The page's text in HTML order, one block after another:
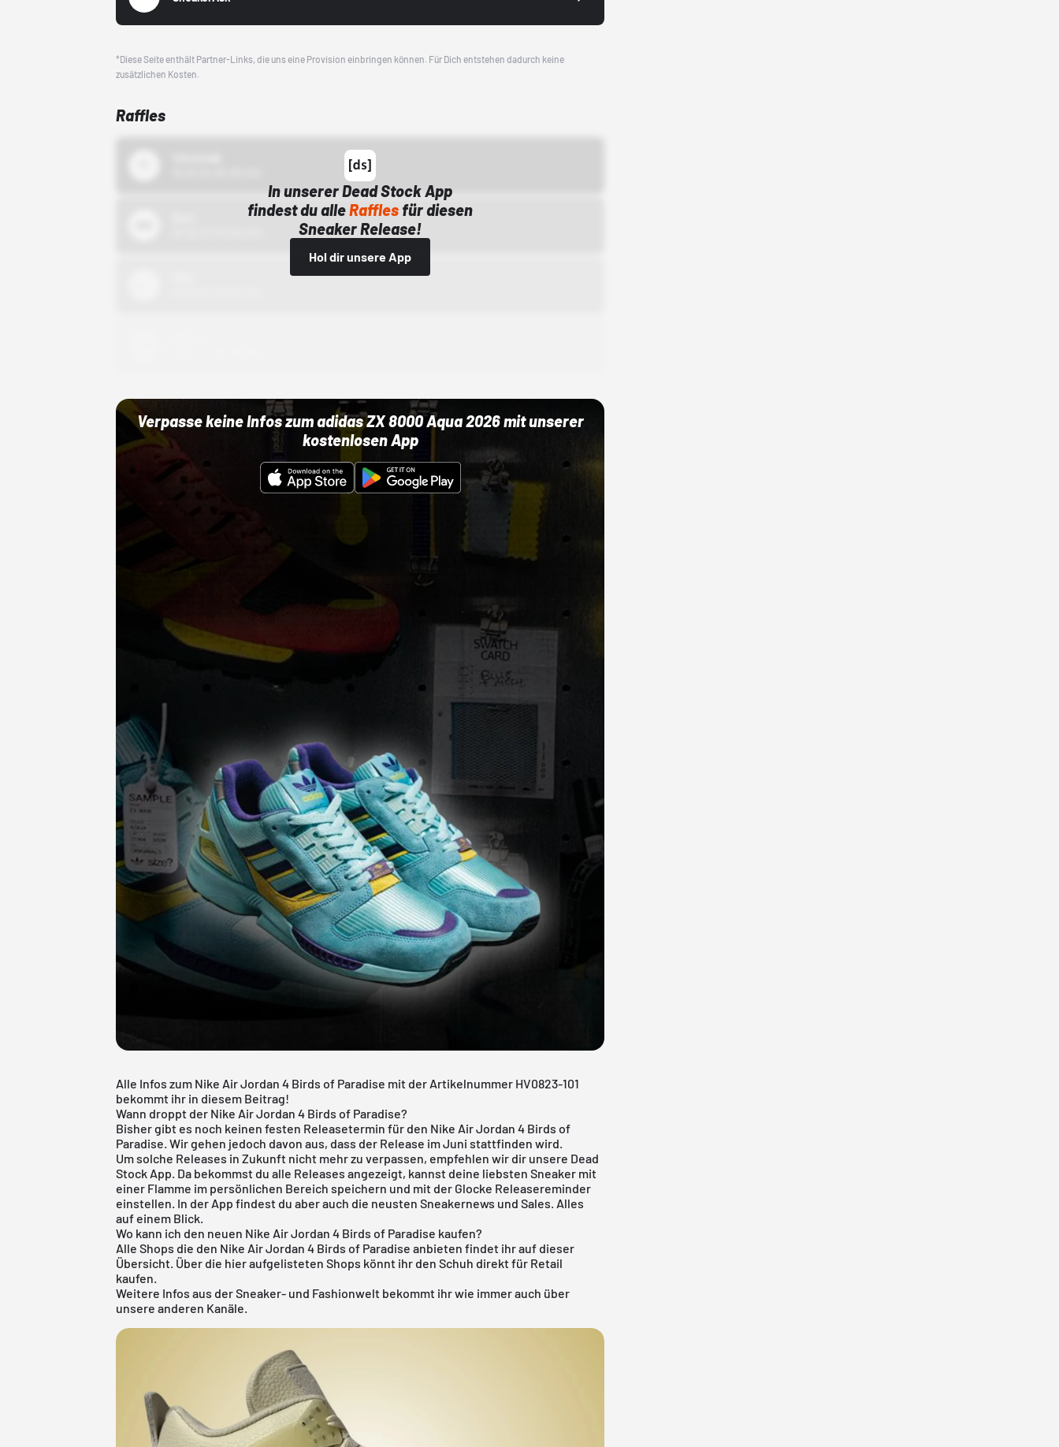
*Diese Seite enthält Partner-Links, die uns eine Provision einbringen können. Für Dich entstehen dadurch keine
zusätzlichen Kosten.
Raffles
In unserer Dead Stock App
findest du alleRaffles für diesen
Sneaker Release!
Hol dir unsere App
Verpasse keine Infos zum adidas ZX 8000 Aqua 2026 mit unserer
kostenlosen App
Alle Infos zum Nike Air Jordan 4 Birds of Paradise mit der Artikelnummer HV0823-101
bekommt ihr in diesem Beitrag!
Wann droppt der Nike Air Jordan 4 Birds of Paradise?
Bisher gibt es noch keinen festen Releasetermin für den Nike Air Jordan 4 Birds of
Paradise. Wir gehen jedoch davon aus, dass der Release im Juni stattfinden wird.
Um solche Releases in Zukunft nicht mehr zu verpassen, empfehlen wir dir unsere Dead
Stock App . Da bekommst du alle Releases angezeigt, kannst deine liebsten Sneaker mit
einer Flamme im persönlichen Bereich speichern und mit der Glocke Releasereminder
einstellen. In der App findest du aber auch die neusten Sneakernews und Sales. Alles
auf einem Blick.
Wo kann ich den neuen Nike Air Jordan 4 Birds of Paradise kaufen?
Alle Shops die den Nike Air Jordan 4 Birds of Paradise anbieten findet ihr auf dieser
Übersicht. Über die hier aufgelisteten Shops könnt ihr den Schuh direkt für Retail
kaufen.
Weitere Infos aus derSneaker- und Fashionwelt bekommt ihr wie immer auch über
unsere anderen Kanäle.